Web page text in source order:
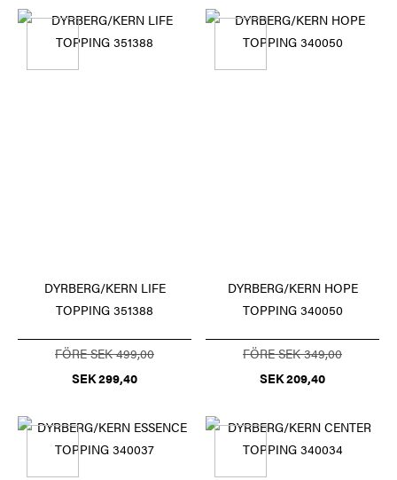
DYRBERG/KERN LIFE
TOPPING 351388
FÖRE SEK 499,00
SEK 299,40
DYRBERG/KERN HOPE
TOPPING 340050
FÖRE SEK 349,00
SEK 209,40